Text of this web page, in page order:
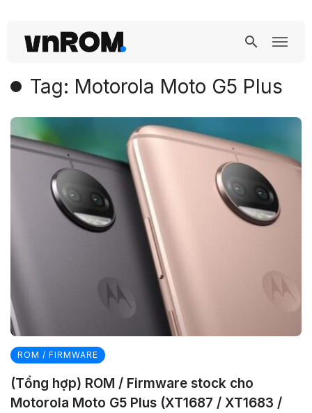
Tag: Motorola Moto G5 Plus
ROM / FIRMWARE
(Tổng hợp) ROM / Firmware stock cho
Motorola Moto G5 Plus (XT1687 / XT1683 /